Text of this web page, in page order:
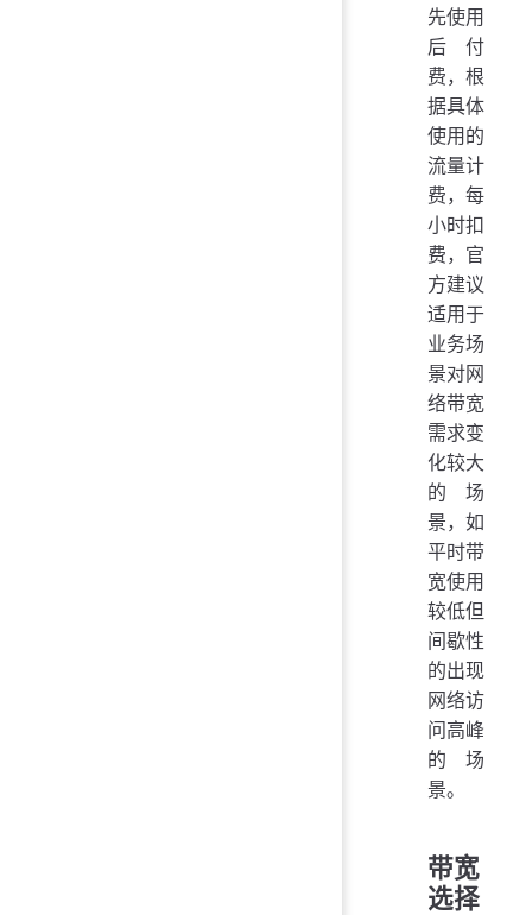
先使用
后付
费，根
据具体
使用的
流量计
费，每
小时扣
费，官
方建议
适用于
业务场
景对网
络带宽
需求变
化较大
的场
景，如
平时带
宽使用
较低但
间歇性
的出现
网络访
问高峰
的场
景。
带宽
选择